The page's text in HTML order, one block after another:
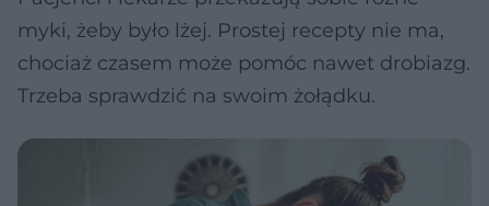
myki, żeby było lżej. Prostej recepty nie ma,
chociaż czasem może pomóc nawet drobiazg.
Trzeba sprawdzić na swoim żołądku.